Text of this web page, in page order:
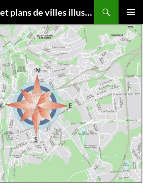
Cartes Vectorielles et plans de villes illustrator eps
MENU